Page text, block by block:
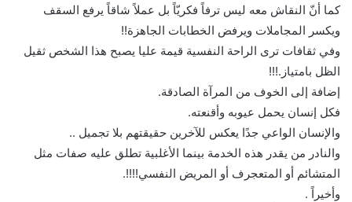
كما أنّ النقاش معه ليس ترفاً فكريّاً بل عملاً شاقاً يرفع السقف
ويكسر المجاملات ويرفض الخطابات الجاهزة!!
وفي ثقافات ترى الراحة النفسية قيمة عليا يصبح هذا الشخص ثقيل
الظل بامتياز.!!!
إضافة إلى الخوف من المرآة الصادقة.
فكل إنسان يحمل عيوبه وأقنعته.
والإنسان الواعي جدًا يعكس للآخرين حقيقتهم بلا تجميل ..
والنادر من يقدر هذه الخدمة بينما الأغلبية تطلق عليه صفات مثل
المتشائم أو المتعجرف أو المريض النفسي!!!!.
وأخيراً .